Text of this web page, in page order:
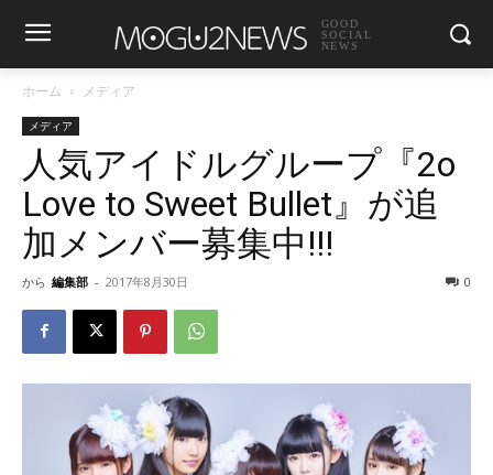
GOOD
SOCIAL
NEWS
ホーム メディア
メディア
人気アイドルグループ『2o
Love to Sweet Bullet』が追
加メンバー募集中!!!
から 編集部 - 2017年8月30日 0